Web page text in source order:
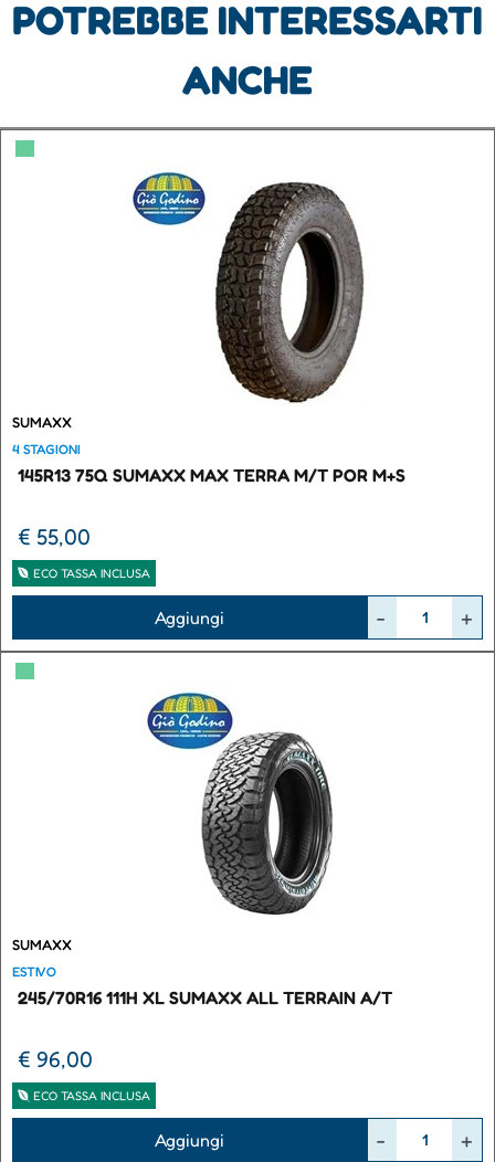
POTREBBE INTERESSARTI
ANCHE
▀
SUMAXX
4 STAGIONI
145R13 75Q SUMAXX MAX TERRA M/T POR M+S
€ 55,00
ECO TASSA INCLUSA
Aggiungi
▀
SUMAXX
ESTIVO
245/70R16 111H XL SUMAXX ALL TERRAIN A/T
€ 96,00
ECO TASSA INCLUSA
Aggiungi